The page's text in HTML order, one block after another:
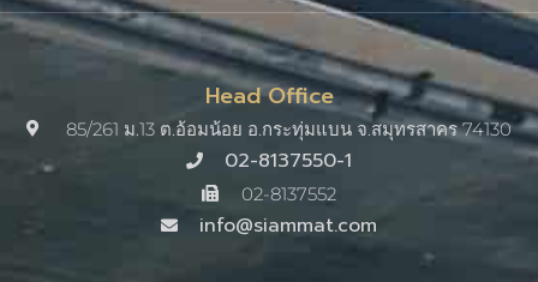
Head Office
85/261 ม.13 ต.อ้อมน้อย อ.กระทุ่มแบน จ.สมุทรสาคร 74130
02-8137550-1
02-8137552
info@siammat.com